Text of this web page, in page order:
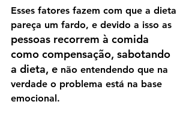
Esses fatores fazem com que a dieta
pareça um fardo, e devido a isso as
pessoas recorrem à comida
como compensação, sabotando
a dieta, e não entendendo que na
verdade o problema está na base
emocional.